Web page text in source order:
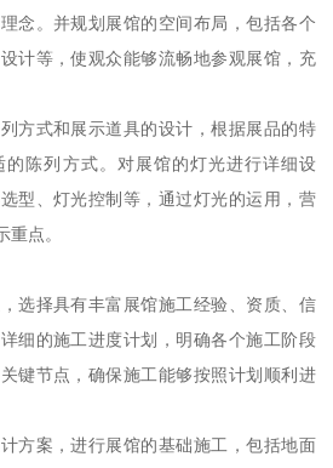
念。并规划展馆的空间布局，包括各个
计等，使观众能够流畅地参观展馆，充
方式和展示道具的设计，根据展品的特
的陈列方式。对展馆的灯光进行详细设
型、灯光控制等，通过灯光的运用，营
点。
选择具有丰富展馆施工经验、资质、信
细的施工进度计划，明确各个施工阶段
键节点，确保施工能够按照计划顺利进
方案，进行展馆的基础施工，包括地面